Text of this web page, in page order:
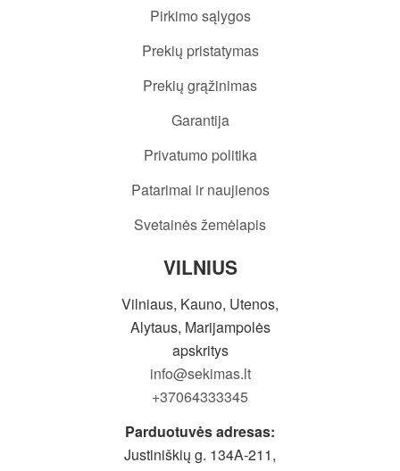
Pirkimo sąlygos
Prekių pristatymas
Prekių grąžinimas
Garantija
Privatumo politika
Patarimai ir naujienos
Svetainės žemėlapis
VILNIUS
Vilniaus, Kauno, Utenos,
Alytaus, Marijampolės
apskritys
info@sekimas.lt
+37064333345
Parduotuvės adresas:
Justiniškių g. 134A-211,